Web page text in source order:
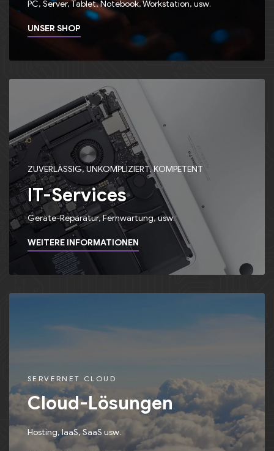
PC, Server, Tablet, Notebook, Workstation, usw.
UNSER SHOP
ZUVERLÄSSIG, UNKOMPLIZIERT, KOMPETENT
IT-Services
Geräte-Reparatur, Fernwartung, usw.
WEITERE INFORMATIONEN
SERVERNET CLOUD
Cloud-Lösungen
Hosting, IaaS, SaaS usw.